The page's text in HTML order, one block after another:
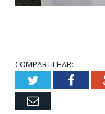
COMPARTILHAR:
Twitter
Email